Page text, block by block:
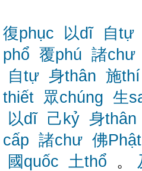
復phục 以dĩ 自tự
phổ 覆phú 諸chư
自tự 身thân 施thí
thiết 眾chúng 生
以dĩ 己kỷ 身thân
cấp 諸chư 佛Phật
國quốc 土thổ 。